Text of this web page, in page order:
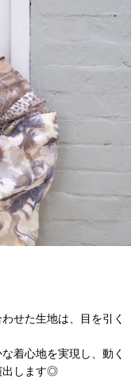
せた生地は、目を引く
着心地を実現し、動く
出します◎